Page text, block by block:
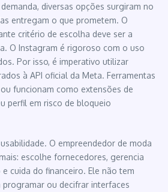
diversas opções surgiram no
entregam o que prometem. O
critério de escolha deve ser a
O Instagram é rigoroso com o uso
Por isso, é imperativo utilizar
à API oficial da Meta. Ferramentas
funcionam como extensões de
perfil em risco de bloqueio
O empreendedor de moda
escolhe fornecedores, gerencia
cuida do financeiro. Ele não tem
ou decifrar interfaces